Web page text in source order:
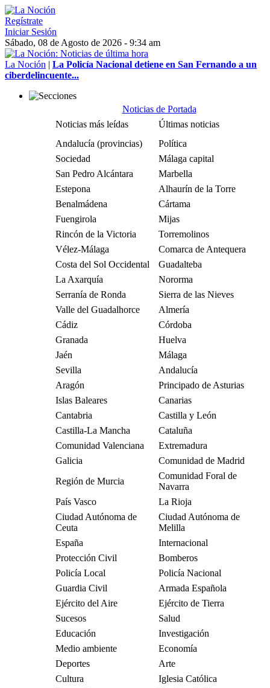
Regístrate
Iniciar Sesión
Sábado, 08 de Agosto de 2026 - 9:34 am
La Noción | La Policía Nacional detiene en San Fernando a un
ciberdelincuente...
Noticias de Portada
Noticias más leídas
Últimas noticias
Andalucía (provincias)
Política
Sociedad
Málaga capital
San Pedro Alcántara
Marbella
Estepona
Alhaurín de la Torre
Benalmádena
Cártama
Fuengirola
Mijas
Rincón de la Victoria
Torremolinos
Vélez-Málaga
Comarca de Antequera
Costa del Sol Occidental
Guadalteba
La Axarquía
Nororma
Serranía de Ronda
Sierra de las Nieves
Valle del Guadalhorce
Almería
Cádiz
Córdoba
Granada
Huelva
Jaén
Málaga
Sevilla
Andalucía
Aragón
Principado de Asturias
Islas Baleares
Canarias
Cantabria
Castilla y León
Castilla-La Mancha
Cataluña
Comunidad Valenciana
Extremadura
Galicia
Comunidad de Madrid
Región de Murcia
Comunidad Foral de
Navarra
País Vasco
La Rioja
Ciudad Autónoma de
Ceuta
Ciudad Autónoma de
Melilla
España
Internacional
Protección Civil
Bomberos
Policía Local
Policía Nacional
Guardia Civil
Armada Española
Ejército del Aire
Ejército de Tierra
Sucesos
Salud
Educación
Investigación
Medio ambiente
Economía
Deportes
Arte
Cultura
Iglesia Católica